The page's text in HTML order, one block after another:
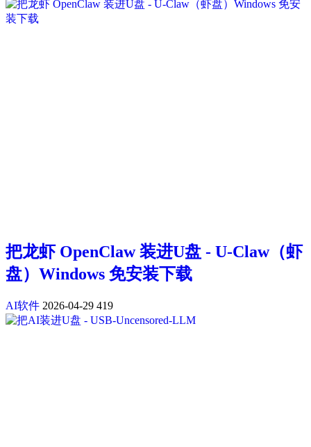
把龙虾 OpenClaw 装进U盘 - U-Claw（虾
盘）Windows 免安装下载
AI软件 2026-04-29 419